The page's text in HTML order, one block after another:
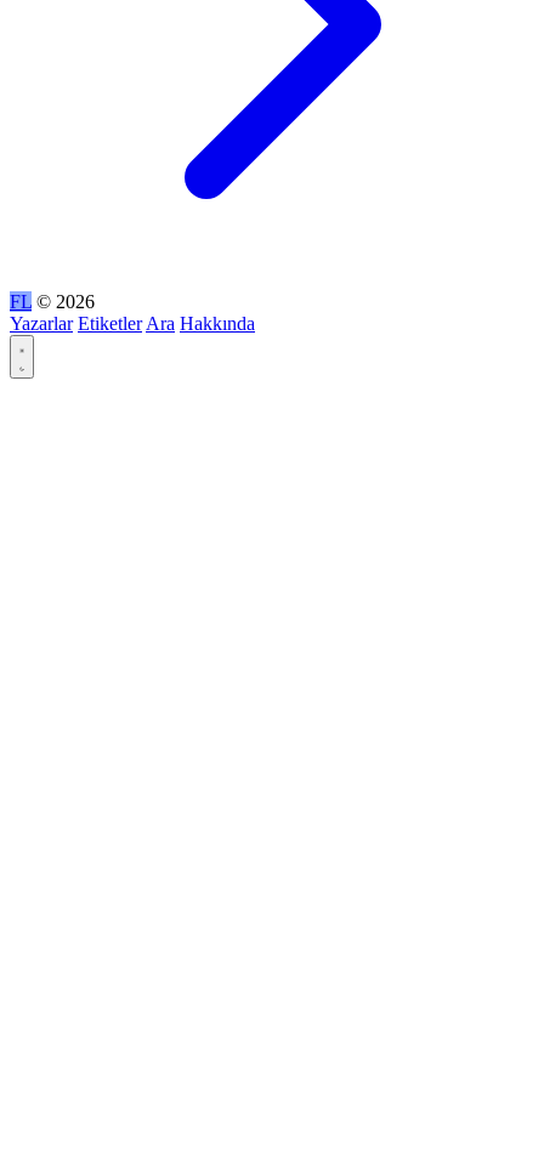
FL © 2026
Yazarlar Etiketler Ara Hakkında